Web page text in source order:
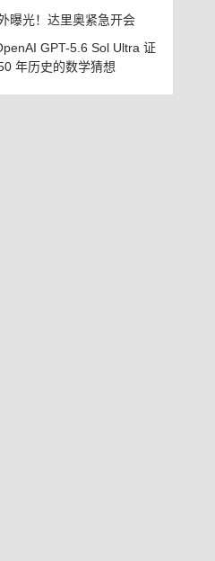
曝光！达里奥紧急开会
GPT-5.6 Sol Ultra 证
年历史的数学猜想